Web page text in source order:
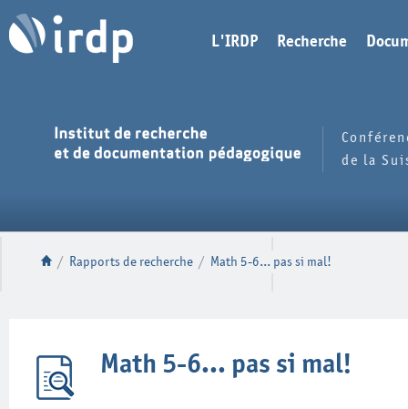
L'IRDP Recherche
de la
/ Rapports de recherche / Math 5-6... pas si mal!
Math 5-6... pas si mal!